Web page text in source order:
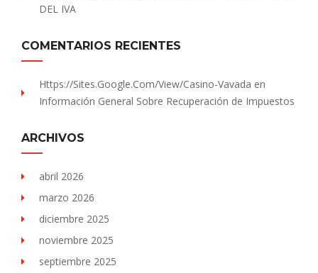
DEL IVA
COMENTARIOS RECIENTES
Https://sites.Google.com/view/Casino-Vavada en
Información General Sobre Recuperación de Impuestos
ARCHIVOS
abril 2026
marzo 2026
diciembre 2025
noviembre 2025
septiembre 2025